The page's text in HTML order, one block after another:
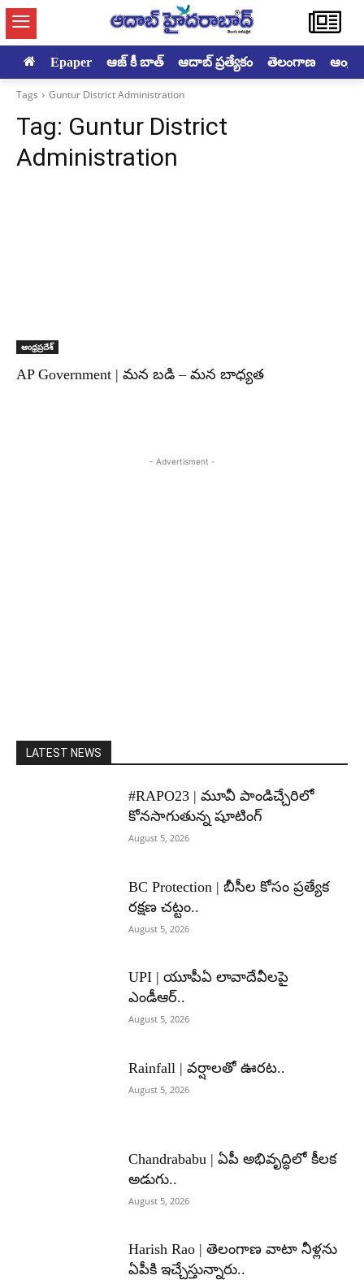
Epaper ఆజ్ కీ బాత్ ఆదాబ్ ప్రత్యేకం తెలంగాణ
Tags Guntur District Administration
Tag: Guntur District
Administration
ఆంధ్రప్రదేశ్
AP Government | మన బడి – మన బాధ్యత
- Advertisment -
LATEST NEWS
#RAPO23 | మూవీ పాండిచ్చేరిలో
కోనసాగుతున్న షూటింగ్
August 5, 2026
BC Protection | బీసీల కోసం ప్రత్యేక
రక్షణ చట్టం..
August 5, 2026
UPI | యూపీఏ లావాదేవీలపై
ఎండీఆర్..
August 5, 2026
Rainfall | వర్షాలతో ఊరట..
August 5, 2026
Chandrababu | ఏపీ అభివృద్ధిలో కీలక
అడుగు..
August 5, 2026
Harish Rao | తెలంగాణ వాటా నీళ్లను
ఏపీకి ఇచ్చేస్తున్నారు..